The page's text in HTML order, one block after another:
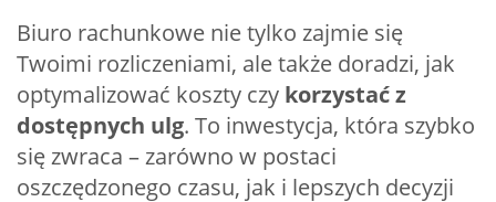
Biuro rachunkowe nie tylko zajmie się
Twoimi rozliczeniami, ale także doradzi, jak
optymalizować koszty czy korzystać z
dostępnych ulg. To inwestycja, która szybko
się zwraca – zarówno w postaci
oszczędzonego czasu, jak i lepszych decyzji